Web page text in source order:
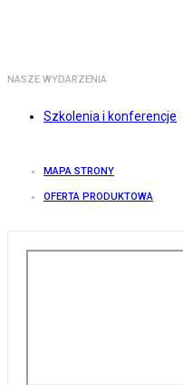
NASZE WYDARZENIA
Szkolenia i konferencje
MAPA STRONY
OFERTA PRODUKTOWA